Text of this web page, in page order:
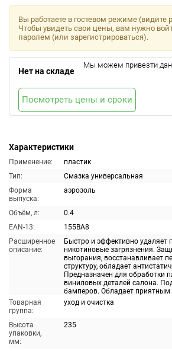
Характеристики
Применение:
пластик
Тип:
Смазка универсальная
Форма
выпуска:
аэрозоль
Объём, л:
0.4
EAN-13:
155BA8
Расширенное
описание:
Быстро и эффективно удаляет
никотиновые загрязнения.
выгорания, восстанавливает
структуру, обладает
Предназначен для обработки
виниловых деталей салона.
бамперов. Обладает приятным
Товарная
группа:
уход и очистка
Высота
упаковки,
мм:
235
Вы работаете в гостевом режиме
Чтобы увидеть свои цены, вам нужно
паролем (или зарегистрироваться).
Нет на складе
Мы можем привезти
Посмотреть цены и сроки